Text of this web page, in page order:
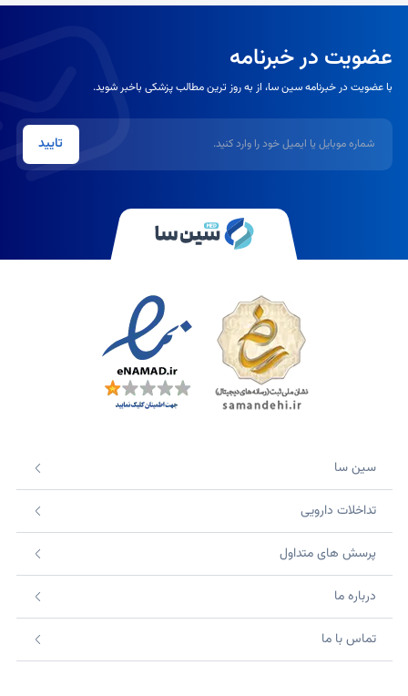
عضویت در خبرنامه
با عضویت در خبرنامه سین سا، از به روز ترین مطالب پزشکی باخبر شوید.
شماره موبایل یا ایمیل
تایید
سین سا
تداخلات دارویی
پرسش های متداول
درباره ما
تماس با ما